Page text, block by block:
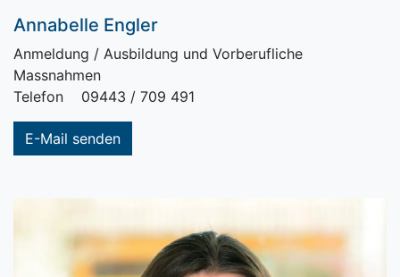
Annabelle Engler
Anmeldung / Ausbildung und Vorberufliche
Massnahmen
Telefon 09443 / 709 491
E-Mail senden